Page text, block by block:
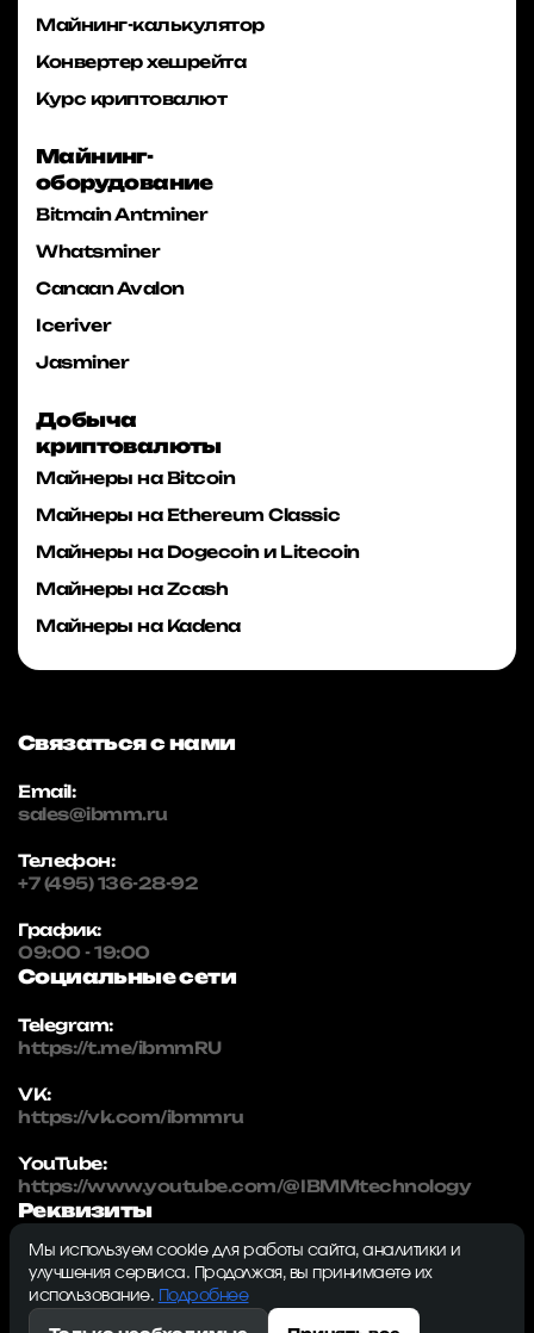
Майнинг-калькулятор
Конвертер хешрейта
Курс криптовалют
Майнинг-
оборудование
Bitmain Antminer
Whatsminer
Canaan Avalon
Iceriver
Jasminer
Добыча
криптовалюты
Майнеры на Bitcoin
Майнеры на Ethereum Classic
Майнеры на Dogecoin и Litecoin
Майнеры на Zcash
Майнеры на Kadena
Связаться с нами
Email:
sales@ibmm.ru
Телефон:
+7 (495) 136-28-92
График:
09:00 - 19:00
Социальные сети
Telegram:
https://t.me/ibmmRU
VK:
https://vk.com/ibmmru
YouTube:
https://www.youtube.com/@IBMMtechnology
Реквизиты
IBMM | technology
ИНН: 5032334982
ОГРН: 1215000115230
Мы используем cookie для работы сайта, аналитики и
улучшения сервиса. Продолжая, вы принимаете их
использование.
Подробнее